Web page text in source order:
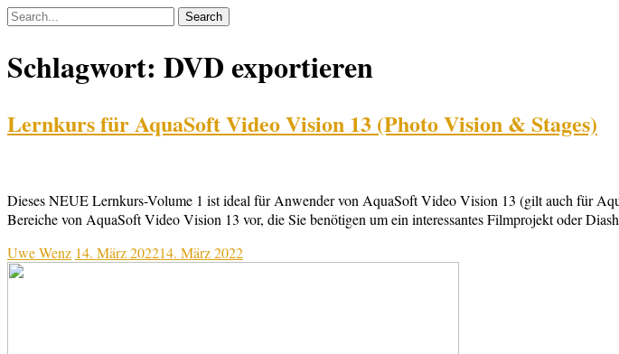
Schlagwort: DVD exportieren
Lernkurs für AquaSoft Video Vision 13 (Photo Vision & Stages)
Dieses NEUE Lernkurs-Volume 1 ist ideal für Anwender von AquaSoft Video Vision 13 (gilt auch für
Bereiche von AquaSoft Video Vision 13 vor, die Sie benötigen um ein interessantes Filmprojekt oder
Uwe Wenz 14. März 202214. März 2022